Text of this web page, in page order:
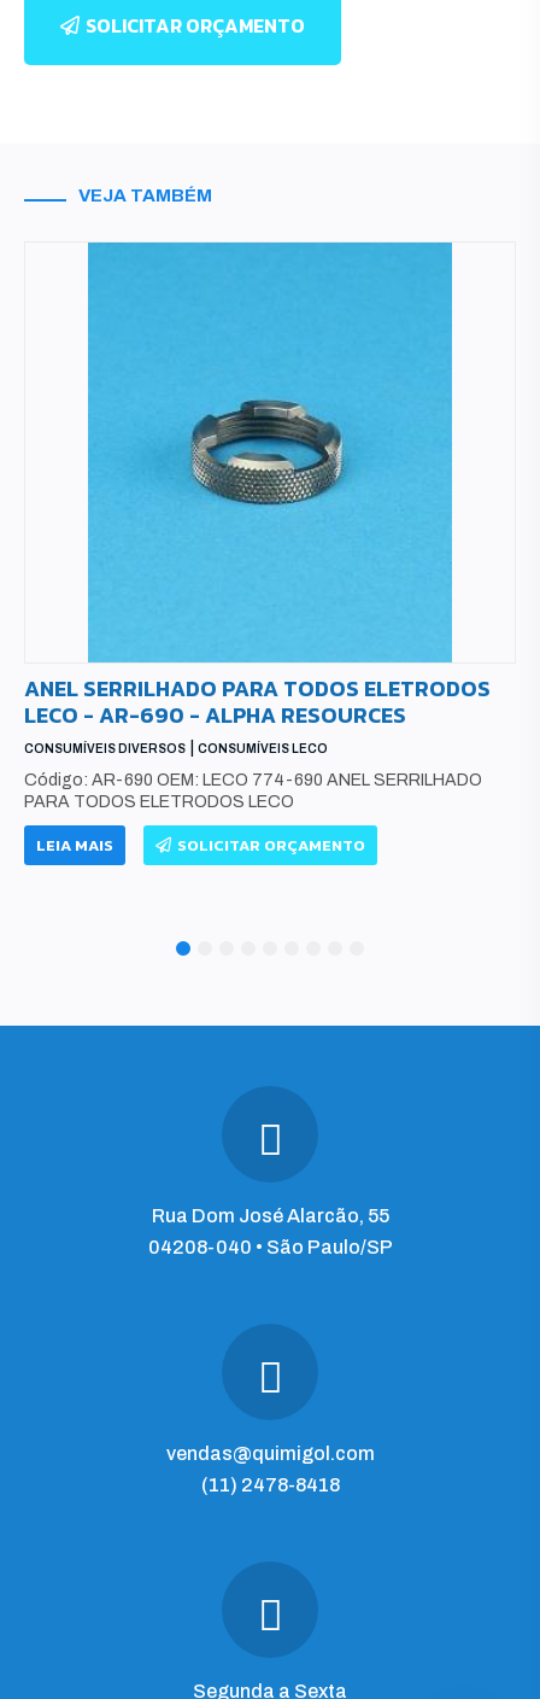
SOLICITAR ORÇAMENTO
VEJA TAMBÉM
ANEL SERRILHADO PARA TODOS ELETRODOS
LECO - AR-690 - ALPHA RESOURCES
CONSUMÍVEIS DIVERSOS CONSUMÍVEIS LECO
Código: AR-690 OEM: LECO 774-690 ANEL SERRILHADO
PARA TODOS ELETRODOS LECO
LEIA MAIS SOLICITAR ORÇAMENTO
4
Rua Dom José Alarcão, 55
04208-040 • São Paulo/SP
vendas@quimigol.com
(11) 2478-8418
Segunda a Sexta